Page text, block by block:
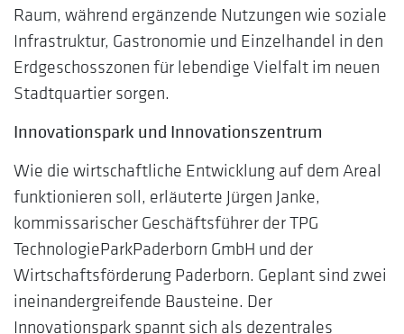
Raum, während ergänzende Nutzungen wie soziale
Infrastruktur, Gastronomie und Einzelhandel in den
Erdgeschosszonen für lebendige Vielfalt im neuen
Stadtquartier sorgen.
Innovationspark und Innovationszentrum
Wie die wirtschaftliche Entwicklung auf dem Areal
funktionieren soll, erläuterte Jürgen Janke,
kommissarischer Geschäftsführer der TPG
TechnologieParkPaderborn GmbH und der
Wirtschaftsförderung Paderborn. Geplant sind zwei
ineinandergreifende Bausteine. Der
Innovationspark spannt sich als dezentrales